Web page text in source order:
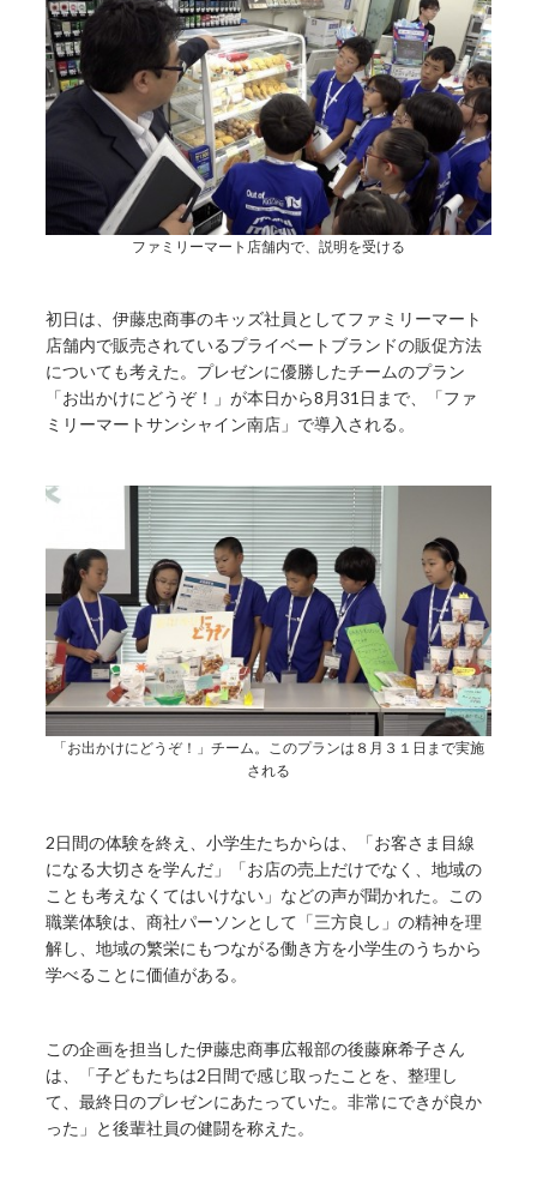
ファミリーマート店舗内で、説明を受ける
初日は、伊藤忠商事のキッズ社員としてファミリーマート
店舗内で販売されているプライベートブランドの販促方法
についても考えた。プレゼンに優勝したチームのプラン
「お出かけにどうぞ！」が本日から8月31日まで、「ファ
ミリーマートサンシャイン南店」で導入される。
「お出かけにどうぞ！」チーム。このプランは８月３１日まで実施
される
2日間の体験を終え、小学生たちからは、「お客さま目線
になる大切さを学んだ」「お店の売上だけでなく、地域の
ことも考えなくてはいけない」などの声が聞かれた。この
職業体験は、商社パーソンとして「三方良し」の精神を理
解し、地域の繁栄にもつながる働き方を小学生のうちから
学べることに価値がある。
この企画を担当した伊藤忠商事広報部の後藤麻希子さん
は、「子どもたちは2日間で感じ取ったことを、整理し
て、最終日のプレゼンにあたっていた。非常にできが良か
った」と後輩社員の健闘を称えた。